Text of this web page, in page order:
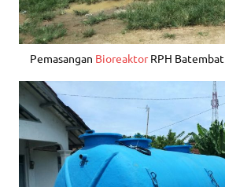
Pemasangan BioreaktorRPH